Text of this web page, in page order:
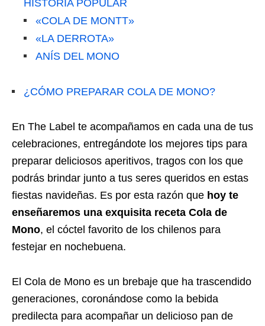
HISTORIA POPULAR
«COLA DE MONTT»
«LA DERROTA»
ANÍS DEL MONO
¿CÓMO PREPARAR COLA DE MONO?
En The Label te acompañamos en cada una de tus
celebraciones, entregándote los mejores tips para
preparar deliciosos aperitivos, tragos con los que
podrás brindar junto a tus seres queridos en estas
fiestas navideñas. Es por esta razón que hoy te
enseñaremos una exquisita receta Cola de
Mono, el cóctel favorito de los chilenos para
festejar en nochebuena.
El Cola de Mono es un brebaje que ha trascendido
generaciones, coronándose como la bebida
predilecta para acompañar un delicioso pan de